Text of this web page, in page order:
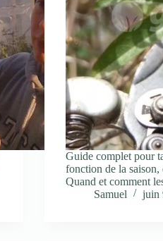
Guide complet pour
fonction de la saison,
Quand et comment
Samuel
juin